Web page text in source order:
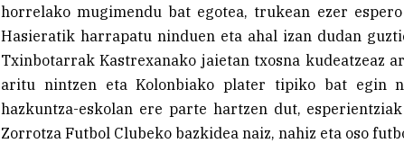
horrelako mugimendu bat egotea, trukean ezer
Hasieratik harrapatu ninduen eta ahal izan dudan
Txinbotarrak Kastrexanako jaietan txosna kudeatzeaz
aritu nintzen eta Kolonbiako plater tipiko bat egin
hazkuntza-eskolan ere parte hartzen dut,
Zorrotza Futbol Clubeko bazkidea naiz, nahiz eta oso